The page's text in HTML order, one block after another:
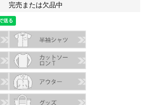
完売または欠品中